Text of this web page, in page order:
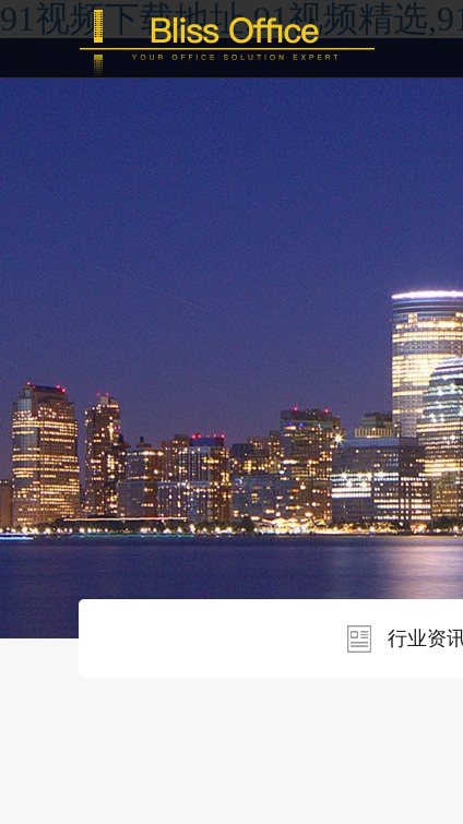
91视频下载地址,91视频精选
行业资